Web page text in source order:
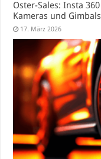
Oster-Sales: Insta
Kameras und Gimbals
17. März 2026